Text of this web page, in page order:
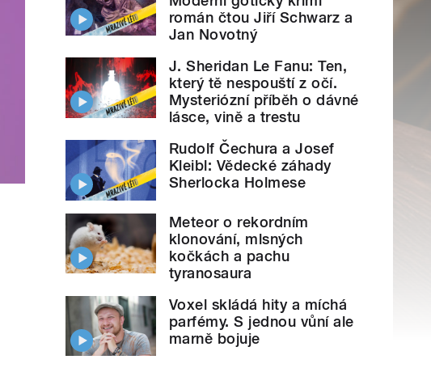
román čtou Jiří Schwarz a
Jan Novotný
J. Sheridan Le Fanu: Ten,
který tě nespouští z očí.
Mysteriózní příběh o dávné
lásce, vině a trestu
Rudolf Čechura a Josef
Kleibl: Vědecké záhady
Sherlocka Holmese
Meteor o rekordním
klonování, mlsných
kočkách a pachu
tyranosaura
Voxel skládá hity a míchá
parfémy. S jednou vůní ale
marně bojuje